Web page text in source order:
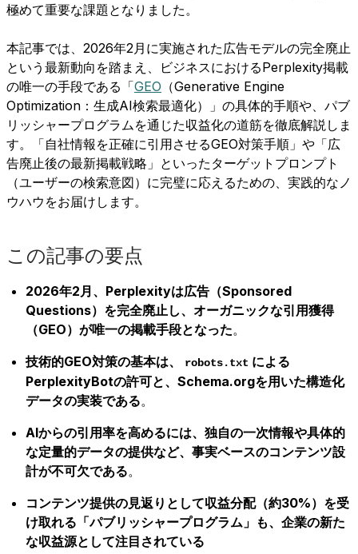
極めて重要な課題となりました。
本記事では、2026年2月に実施された広告モデルの完全廃止
という最新動向を踏まえ、ビジネスにおけるPerplexity掲載
の唯一の手段である「GEO （Generative Engine
Optimization：生成AI検索最適化）」の具体的手順や、パブ
リッシャープログラムを通じた収益化の道筋を徹底解説しま
す。「自社情報を正確に引用させるGEO対策手順」や「広
告廃止後の最新掲載戦略」といったターゲットプロンプト
（ユーザーの検索意図）に完璧に応えるための、実践的なノ
ウハウをお届けします。
この記事の要点
2026年2月、Perplexityは広告（Sponsored
Questions）を完全廃止し、オーガニックな引用獲得
（GEO）が唯一の掲載手段となった。
技術的GEO対策の基本は、
robots.txt による
PerplexityBotの許可と、Schema.orgを用いた構造化
データの実装である。
AIからの引用率を高めるには、独自の一次情報や具体的
な定量的データの提供など、事実ベースのコンテンツ設
計が不可欠である。
コンテンツ提供の見返りとして収益分配（約30%）を受
け取れる「パブリッシャープログラム」も、企業の新た
な収益源として注目されている